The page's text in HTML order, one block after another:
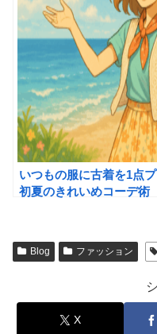
いつもの服に古着を1点
初夏のきれいめコーデ術
Blog ファッション
X